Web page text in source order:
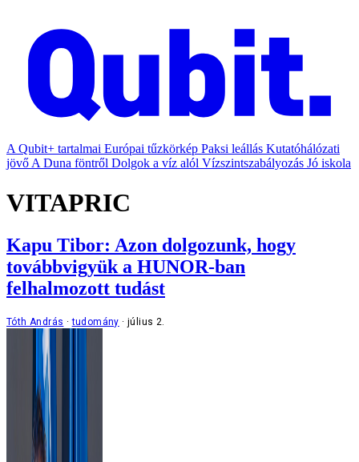
A Qubit+ tartalmai Európai tűzkörkép Paksi leállás Kutatóhálózati
jövő A Duna föntről Dolgok a víz alól Vízszintszabályozás Jó iskola
VITAPRIC
Kapu Tibor: Azon dolgozunk, hogy
továbbvigyük a HUNOR-ban
felhalmozott tudást
Tóth András tudomány július 2.